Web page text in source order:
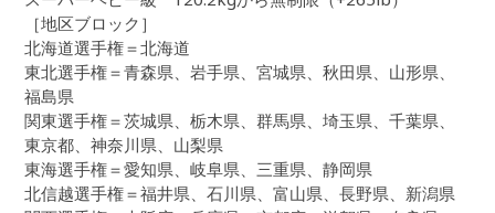
［地区ブロック］
北海道選手権＝北海道
東北選手権＝青森県、岩手県、宮城県、秋田県、山形県、
福島県
関東選手権＝茨城県、栃木県、群馬県、埼玉県、千葉県、
東京都、神奈川県、山梨県
東海選手権＝愛知県、岐阜県、三重県、静岡県
北信越選手権＝福井県、石川県、富山県、長野県、新潟県